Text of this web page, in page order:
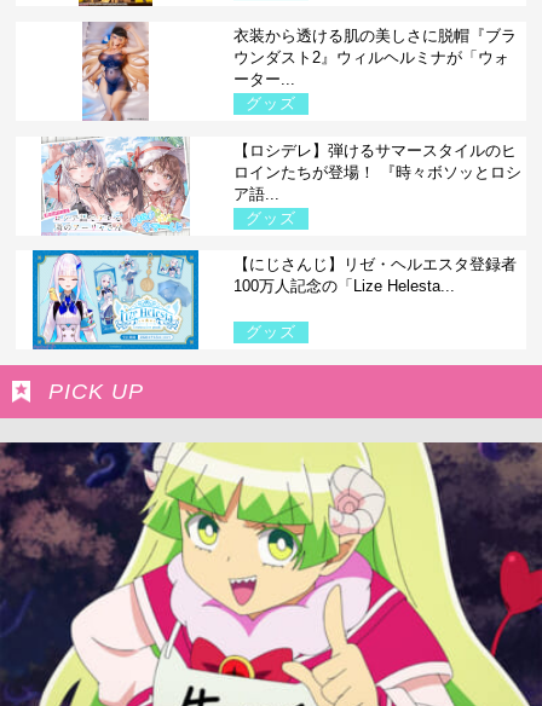
衣装から透ける肌の美しさに脱帽『ブラ
ウンダスト2』ウィルヘルミナが「ウォ
ーター...
グッズ
【ロシデレ】弾けるサマースタイルのヒ
ロインたちが登場！ 『時々ボソッとロシ
ア語...
グッズ
【にじさんじ】リゼ・ヘルエスタ登録者
100万人記念の「Lize Helesta...
グッズ
PICK UP